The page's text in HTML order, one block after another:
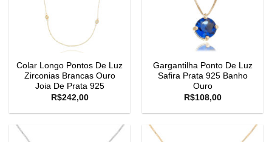
Colar Longo Pontos De Luz
Zirconias Brancas Ouro
Joia De Prata 925
R$242,00
Gargantilha Ponto De Luz
Safira Prata 925 Banho
Ouro
R$108,00